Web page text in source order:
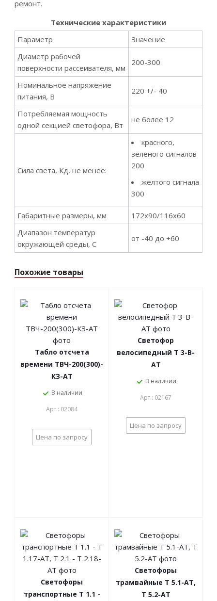
ремонт.
Технические характеристики
Параметр
Значение
Диаметр рабочей
поверхности рассеивателя, мм
200-300
Номинальное напряжение
питания, В
220 +/- 40
Потребляемая мощность
одной секцией светофора, Вт
не более 12
Сила света, Кд, не менее:
красного,
зеленого сигналов
200
желтого сигнала
300
Габаритные размеры, мм
172х90/116х60
Диапазон температур
окружающей среды, С
от -40 до +60
Похожие товары
Табло отсчета
времени ТВЧ-200(300)-
КЗ-АТ
В наличии
Арт.: 02084
Цена по запросу
Светофор
велосипедный Т 3-В-
АТ
В наличии
Арт.: 02167
Цена по запросу
Светофоры
транспортные Т 1.1 -
Светофоры
трамвайные Т 5.1-АТ,
Т 5.2-АТ